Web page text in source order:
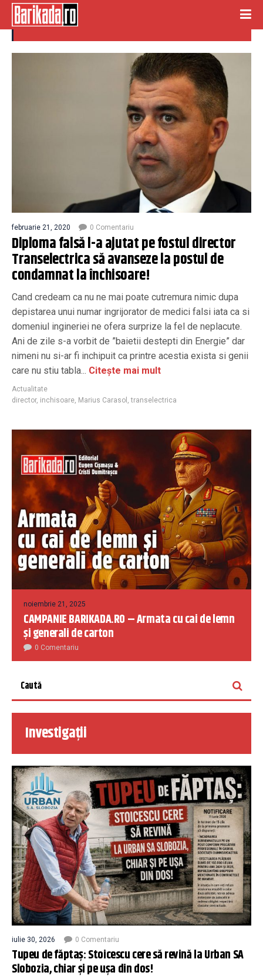
Marius Carasol
februarie 21, 2020 0 Comentariu
Diploma falsă l-a ajutat pe fostul director
Transelectrica să avanseze la postul de
condamnat la închisoare!
Cand credeam ca nu ne mai poate cutremura nimic dupa
depistarea unui numar ingrijorator de medici falsi iata ca si
domeniul ingineriei ne ofera surprize la fel de neplacute.
Ani de zile s-a vorbit de ”baietii destepti din Energie” dar
nimeni nu si-ar fi inchipuit ca printre acestia exista si genii
care nu stiu tabla... Citește mai mult
Actualitate
director, inchisoare, Marius Carasol ,transelectrica
noiembrie 21, 2025
CAMPANIE BARIKADA.RO – Armata cu cai de lemn
și generali de carton
0 Comentariu
Investigații
iulie 30, 2026 0 Comentariu
Tupeu de făptaș: Stoicescu cere să revină la Urban SA
Slobozia, chiar și pe ușa din dos!